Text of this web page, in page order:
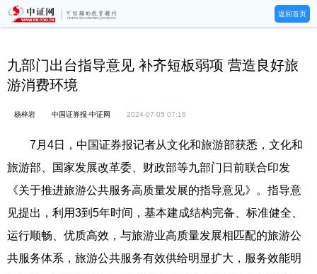
返回首页
九部门出台指导意见 补齐短板弱项 营造良好旅
游消费环境
杨梓岩 中国证券报·中证网 2024-07-05 07:16
7月4日，中国证券报记者从文化和旅游部获悉，文化和
旅游部、国家发展改革委、财政部等九部门日前联合印发
《关于推进旅游公共服务高质量发展的指导意见》。指导意
见提出，利用3到5年时间，基本建成结构完备、标准健全、
运行顺畅、优质高效，与旅游业高质量发展相匹配的旅游公
共服务体系，旅游公共服务有效供给明显扩大，服务效能明